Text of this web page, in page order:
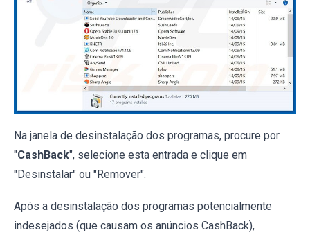
Na janela de desinstalação dos programas, procure por
"CashBack", selecione esta entrada e clique em
"Desinstalar" ou "Remover".
Após a desinstalação dos programas potencialmente
indesejados (que causam os anúncios CashBack),